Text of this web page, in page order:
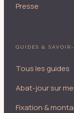
Presse
GUIDES & SAVOIR-
Tous les guides
Abat-jour sur
Fixation &